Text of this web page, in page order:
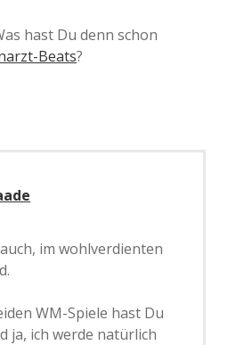
hast Du denn schon
Beats?
im wohlverdienten
WM-Spiele hast Du
ja, ich werde natürlich